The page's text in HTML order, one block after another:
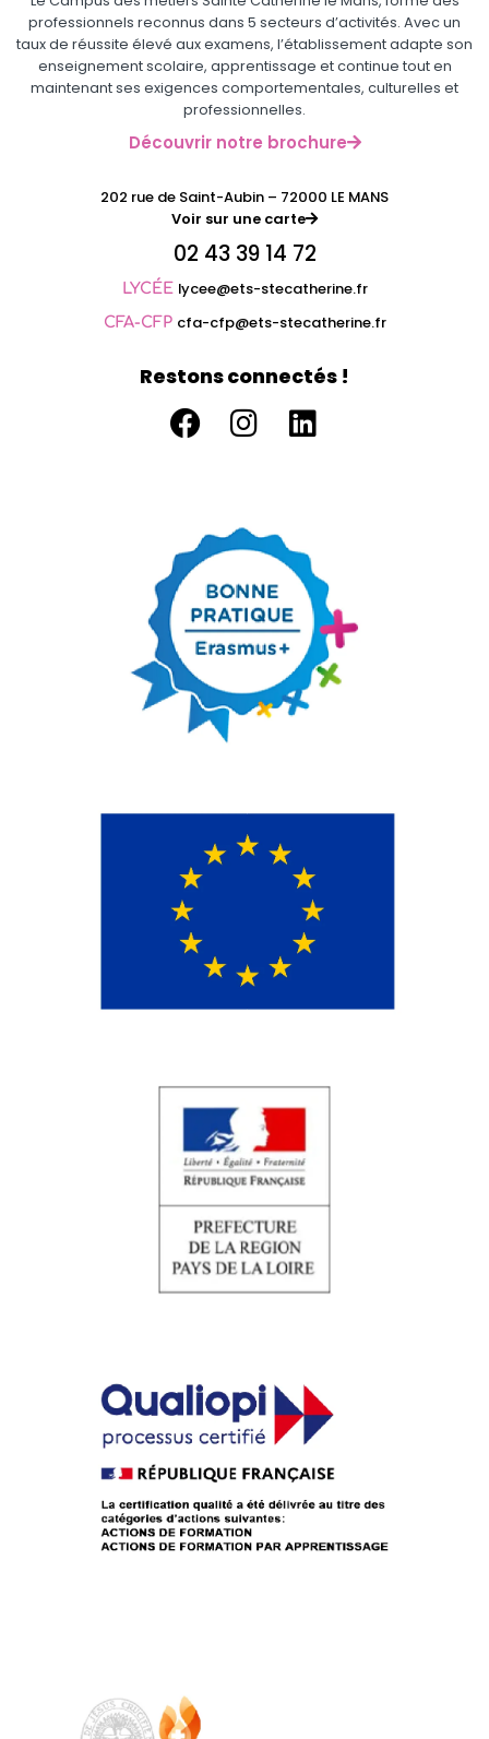
professionnels reconnus dans 5 secteurs d’activités. Avec un
taux de réussite élevé aux examens, l’établissement adapte son
enseignement scolaire, apprentissage et continue tout en
maintenant ses exigences comportementales, culturelles et
professionnelles.
Découvrir notre brochure
202 rue de Saint-Aubin – 72000 LE MANS
Voir sur une carte
02 43 39 14 72
LYCÉE lycee@ets-stecatherine.fr
CFA-CFP cfa-cfp@ets-stecatherine.fr
Restons connectés !